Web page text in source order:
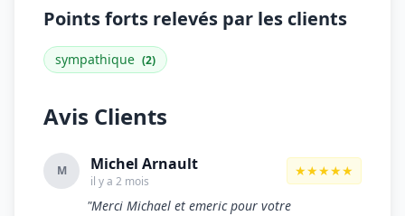
Points forts relevés par les clients
sympathique (2)
Avis Clients
M Michel Arnault
il y a 2 mois
★★★★★
"Merci Michael et emeric pour votre